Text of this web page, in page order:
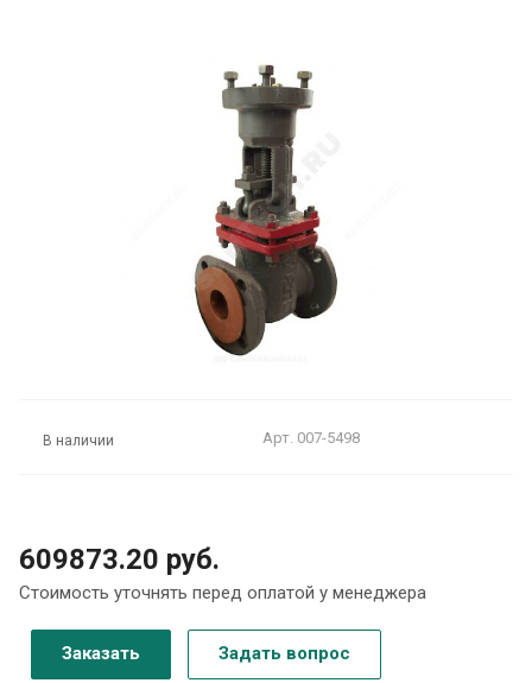
В наличии Арт. 007-5498
609873.20 руб.
Стоимость уточнять перед оплатой у менеджера
Заказать Задать вопрос